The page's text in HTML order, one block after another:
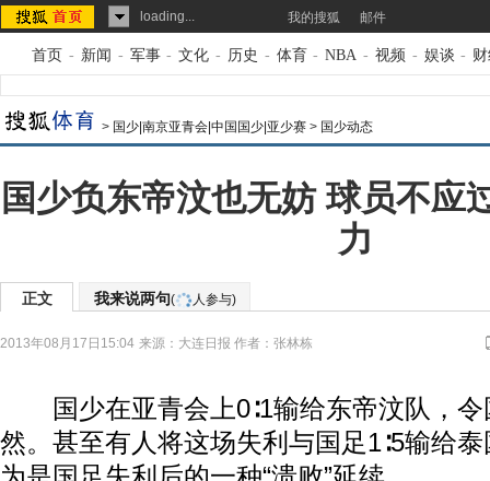
loading... 我的搜狐 邮件
首页 - 新闻 - 军事 - 文化 - 历史 - 体育 - NBA - 视频 - 娱谈 -
> 国少|南京亚青会|中国国少|亚少赛 > 国少动态
国少负东帝汶也无妨 球员不应
力
正文 我来说两句( 人参与)
2013年08月17日15:04 来源： 大连日报 作者：张林栋
国少在亚青会上0∶1输给东帝汶队，令
然。甚至有人将这场失利与国足1∶5输给